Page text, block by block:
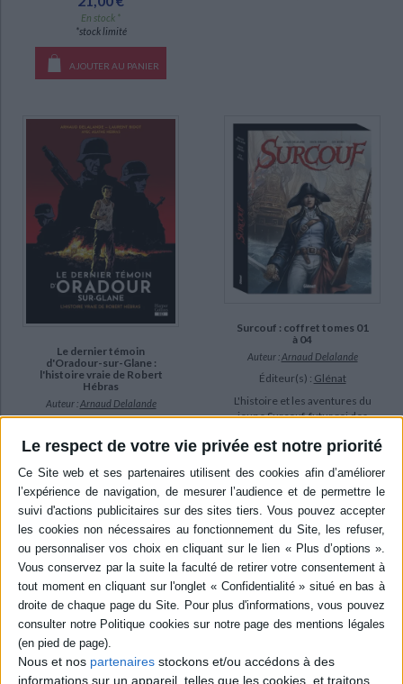
Le respect de votre vie privée est notre priorité
Nous et nos partenaires stockons et/ou accédons à des
informations sur un appareil, telles que les cookies, et traitons
En stock *
*stock limité
AJOUTER AU PANIER
Le dernier témoin
d'Oradour-sur-Glane :
l'histoire vraie de Robert
Hébras
Auteur :Arnaud Delalande
Le 10 juin 1944, la division SS
habitants d'Oradour-sur-
Glane, un petit village près
de Limoges. R. Hébras, 19
ans, fait partie des six
Avec un dossier
documentaire. Prix Les
Galons de la BD 2025
(catégorie jeuness...
21,90 €
*stock limité
Surcouf : coffret tomes 01
à 04
Auteur :Arnaud Delalande
Éditeur(s) : Glénat
L'histoire et les aventures du
jeune Surcouf, futur roi des
regroupe l'intégralité des
©Electre 2026
58,00 €
Indisponible